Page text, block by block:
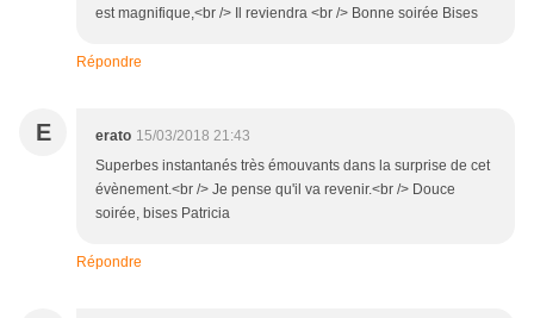
est magnifique,<br /> Il reviendra <br /> Bonne soirée Bises
Répondre
E erato 15/03/2018 21:43
Superbes instantanés très émouvants dans la surprise de cet
évènement.<br /> Je pense qu'il va revenir.<br /> Douce
soirée, bises Patricia
Répondre